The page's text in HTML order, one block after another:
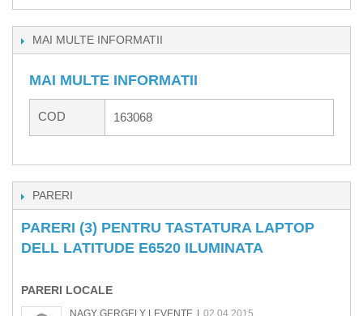
MAI MULTE INFORMATII
MAI MULTE INFORMATII
COD 163068
PARERI
PARERI (3) PENTRU TASTATURA LAPTOP
DELL LATITUDE E6520 ILUMINATA
PARERI LOCALE
NAGY GERGELY LEVENTE 02.04.2015